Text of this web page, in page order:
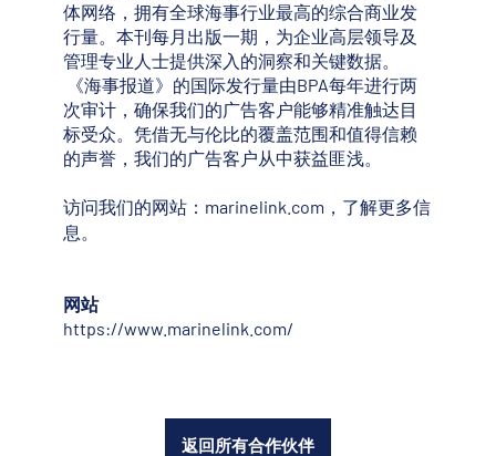
体网络，拥有全球海事行业最高的综合商业发
行量。本刊每月出版一期，为企业高层领导及
管理专业人士提供深入的洞察和关键数据。
《海事报道》的国际发行量由BPA每年进行两
次审计，确保我们的广告客户能够精准触达目
标受众。凭借无与伦比的覆盖范围和值得信赖
的声誉，我们的广告客户从中获益匪浅。
访问我们的网站： marinelink.com， 了解更多信
息。
网站
https://www.marinelink.com/
返回所有合作伙伴